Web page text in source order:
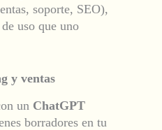
soporte, SEO),
uso que uno
y ventas
un ChatGPT
borradores en tu